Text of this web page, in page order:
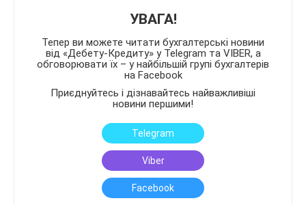
УВАГА!
Тепер ви можете читати бухгалтерські новини
від «Дебету-Кредиту» у Telegram та VIBER, а
обговорювати їх – у найбільшій групі бухгалтерів
на Facebook
Приєднуйтесь і дізнавайтесь найважливіші
новини першими!
Telegram
Viber
Facebook